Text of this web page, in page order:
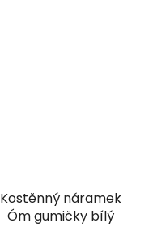
Kostěnný náramek
Óm gumičky bílý